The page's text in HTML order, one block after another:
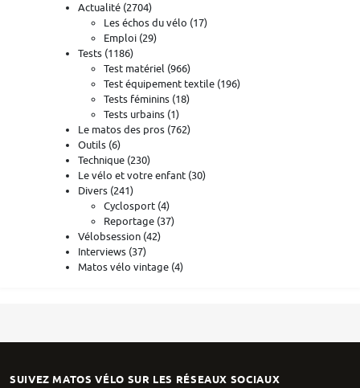
Actualité (2704)
Les échos du vélo (17)
Emploi (29)
Tests (1186)
Test matériel (966)
Test équipement textile (196)
Tests féminins (18)
Tests urbains (1)
Le matos des pros (762)
Outils (6)
Technique (230)
Le vélo et votre enfant (30)
Divers (241)
Cyclosport (4)
Reportage (37)
Vélobsession (42)
Interviews (37)
Matos vélo vintage (4)
SUIVEZ MATOS VÉLO SUR LES RÉSEAUX SOCIAUX